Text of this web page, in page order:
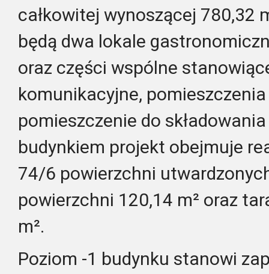
całkowitej wynoszącej 780,32
będą dwa lokale
oraz części wspólne
komunikacyjne,
pomieszczenie do
budynkiem projekt obejmuje
74/6 powierzchni
powierzchni 120,14 m² oraz
m².
Poziom -1 budynku stanowi